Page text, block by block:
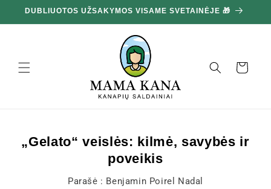
ir pereikite
prie turinio
DUBLIUOTOS UŽSAKYMOS VISAME SVETAINĖJE 🎁
Krepšelis
„Gelato“ veislės: kilmė, savybės ir
poveikis
Parašė : Benjamin Poirel Nadal